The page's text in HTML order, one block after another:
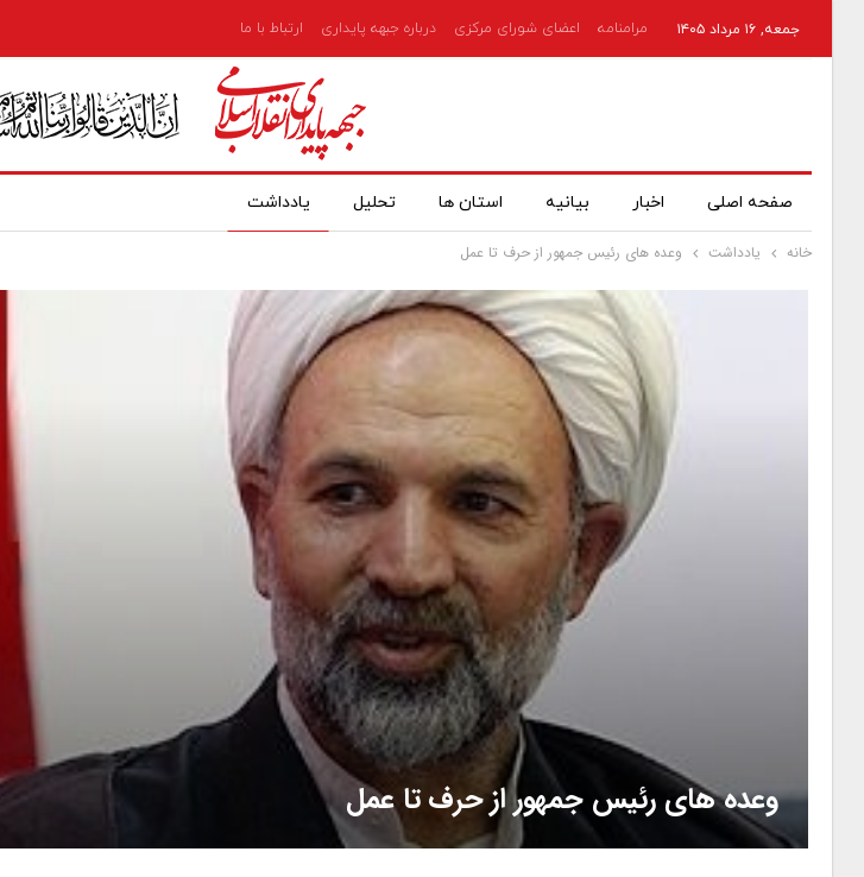
جمعه, ۱۶ مرداد ۱۴۰۵ مرامنامه اعضای شورای مرکزی درباره جبهه پایداری ارتباط با ما
صفحه اصلی اخبار بیانیه استان ها تحلیل یادداشت
خانه یادداشت وعده های رئیس جمهور از حرف تا عمل
وعده های رئیس جمهور از حرف تا عمل